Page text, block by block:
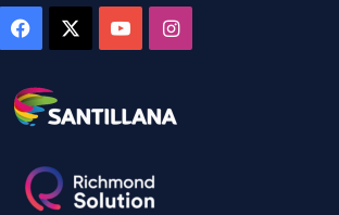
Facebook YouTubeInstagram